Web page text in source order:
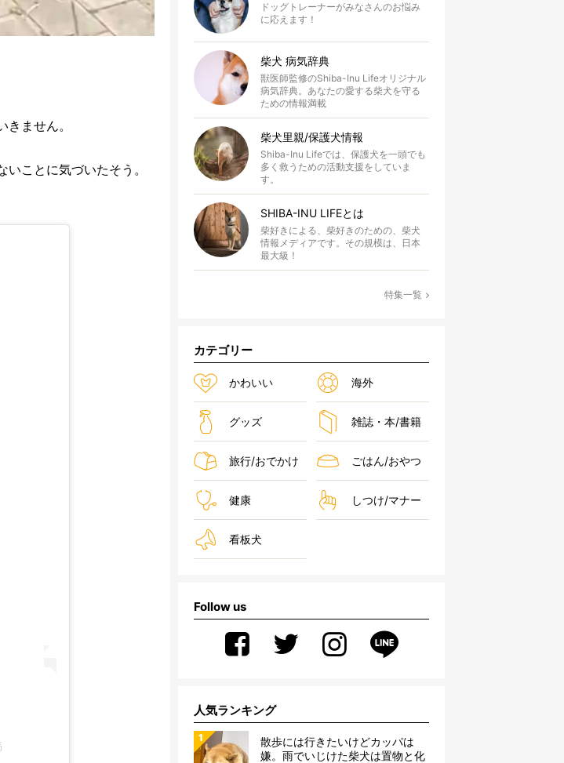
ません。
ことに気づいたそう。
ドッグトレーナーがみなさんのお悩み
に応えます！
柴犬 病気辞典
獣医師監修のShiba-Inu Lifeオリジナル
病気辞典。あなたの愛する柴犬を守る
ための情報満載
柴犬里親/保護犬情報
Shiba-Inu Lifeでは、保護犬を一頭でも
多く救うための活動支援をしていま
す。
SHIBA-INU LIFEとは
柴好きによる、柴好きのための、柴犬
情報メディアです。その規模は、日本
最大級！
特集一覧
カテゴリー
かわいい 海外
グッズ 雑誌・本/書籍
旅行/おでかけ ごはん/おやつ
健康 しつけ/マナー
看板犬
Follow us
人気ランキング
散歩には行きたいけどカッパは
嫌。雨でいじけた柴犬は置物と化